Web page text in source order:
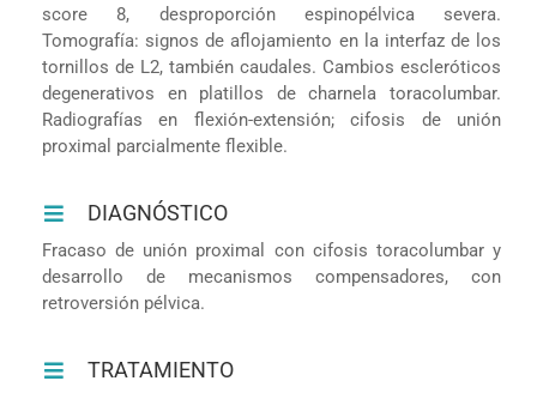
score 8, desproporción espinopélvica severa.
Tomografía: signos de aflojamiento en la interfaz de los
tornillos de L2, también caudales. Cambios escleróticos
degenerativos en platillos de charnela toracolumbar.
Radiografías en flexión-extensión; cifosis de unión
proximal parcialmente flexible.
DIAGNÓSTICO
Fracaso de unión proximal con cifosis toracolumbar y
desarrollo de mecanismos compensadores, con
retroversión pélvica.
TRATAMIENTO